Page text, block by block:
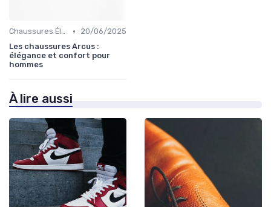
Chaussures Élégantes et de Cérémonie •
20/06/2025
Les chaussures Arcus :
élégance et confort pour
hommes
À lire aussi